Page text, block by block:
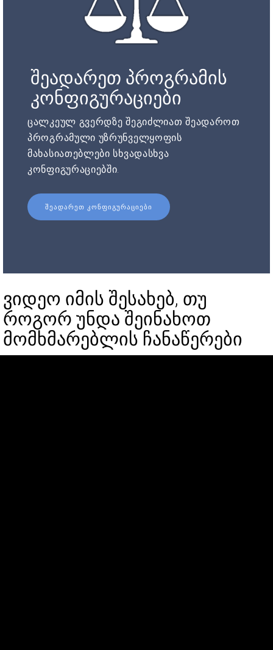
შეადარეთ პროგრამის
კონფიგურაციები
ცალკეულ გვერდზე შეგიძლიათ შეადაროთ
პროგრამული უზრუნველყოფის
მახასიათებლები სხვადასხვა
კონფიგურაციებში.
ᲨᲔᲐᲓᲐᲠᲔᲗ ᲙᲝᲜᲤᲘᲒᲣᲠᲐᲪᲘᲔᲑᲘ
ვიდეო იმის შესახებ, თუ
როგორ უნდა შეინახოთ
მომხმარებლის ჩანაწერები